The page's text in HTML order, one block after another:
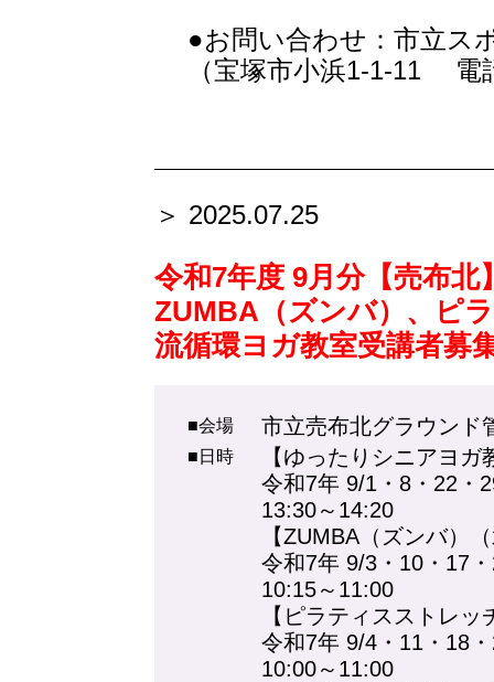
●お問い合わせ：市立ス
（宝塚市小浜1-1-11 電
＞ 2025.07.25
令和7年度 9月分【売布
ZUMBA（ズンバ）、ピ
流循環ヨガ教室受講者募
■会場 市立売布北グラウンド
■日時
【ゆったりシニアヨガ
令和7年 9/1・8・22・
13:30～14:20
【ZUMBA（ズンバ）
令和7年 9/3・10・17
10:15～11:00
【ピラティスストレ
令和7年 9/4・11・18
10:00～11:00